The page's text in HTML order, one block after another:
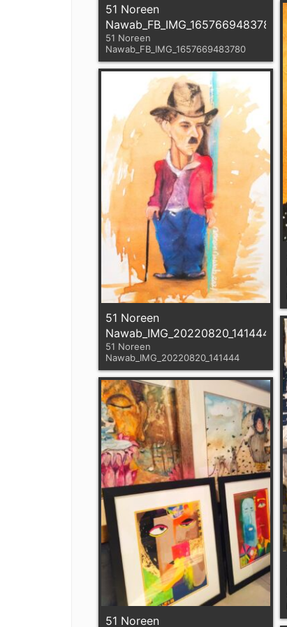
51 Noreen
Nawab_FB_IMG_1657669483780
51 Noreen
Nawab_FB_IMG_1657669483780
51 Noreen
Nawab_IMG_20220820_141444
51 Noreen
Nawab_IMG_20220820_141444
51 Noreen